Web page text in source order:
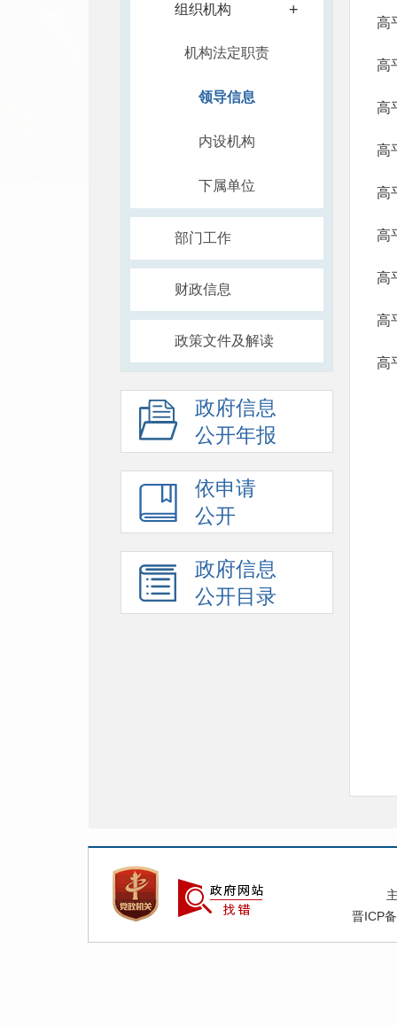
组织机构 +
机构法定职责
领导信息
内设机构
下属单位
部门工作
财政信息
政策文件及解读
政府信息
公开年报
依申请
公开
政府信息
公开目录
高
高
高
高
高
高
高
高
高
晋ICP